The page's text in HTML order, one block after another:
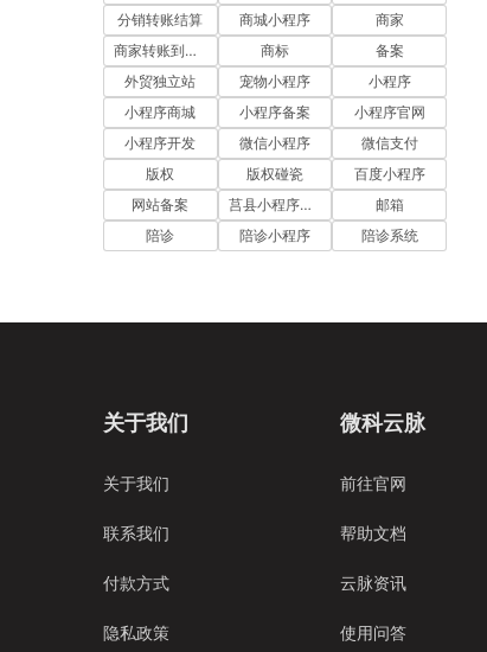
分销转账结算
商城小程序
商家
商家转账到零钱
商标
备案
外贸独立站
宠物小程序
小程序
小程序商城
小程序备案
小程序官网
小程序开发
微信小程序
微信支付
版权
版权碰瓷
百度小程序
网站备案
莒县小程序开发
邮箱
陪诊
陪诊小程序 陪诊系统
关于我们
关于我们
联系我们
付款方式
隐私政策
微科云脉
前往官网
帮助文档
云脉资讯
使用问答